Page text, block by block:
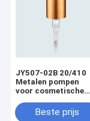
JY507-02B 20/410
Metalen pompen
voor cosmetische
Beste prijs